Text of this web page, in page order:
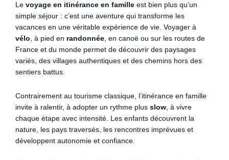
Le voyage en itinérance en famille est bien plus qu’un
simple séjour : c’est une aventure qui transforme les
vacances en une véritable expérience de vie. Voyager à
vélo , à pied en randonnée , en canoë ou sur les routes de
France et du monde permet de découvrir des paysages
variés, des villages authentiques et des chemins hors des
sentiers battus.
Contrairement au tourisme classique, l’itinérance en famille
invite à ralentir, à adopter un rythme plus slow , à vivre
chaque étape avec intensité. Les enfants découvrent la
nature, les pays traversés, les rencontres imprévues et
développent autonomie et confiance.